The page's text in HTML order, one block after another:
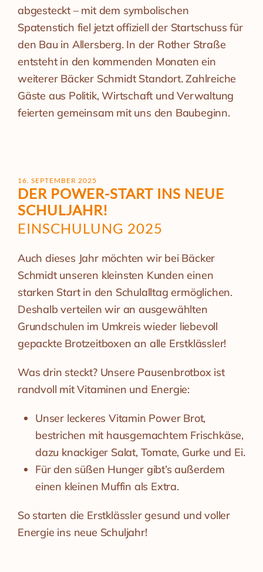
abgesteckt – mit dem symbolischen
Spatenstich fiel jetzt offiziell der Startschuss für
den Bau in Allersberg. In der Rother Straße
entsteht in den kommenden Monaten ein
weiterer Bäcker Schmidt Standort. Zahlreiche
Gäste aus Politik, Wirtschaft und Verwaltung
feierten gemeinsam mit uns den Baubeginn.
16. SEPTEMBER 2025
DER POWER-START INS NEUE
SCHULJAHR!
EINSCHULUNG 2025
Auch dieses Jahr möchten wir bei Bäcker
Schmidt unseren kleinsten Kunden einen
starken Start in den Schulalltag ermöglichen.
Deshalb verteilen wir an ausgewählten
Grundschulen im Umkreis wieder liebevoll
gepackte Brotzeitboxen an alle Erstklässler!
Was drin steckt? Unsere Pausenbrotbox ist
randvoll mit Vitaminen und Energie:
Unser leckeres Vitamin Power Brot,
bestrichen mit hausgemachtem Frischkäse,
dazu knackiger Salat, Tomate, Gurke und Ei.
Für den süßen Hunger gibt’s außerdem
einen kleinen Muffin als Extra.
So starten die Erstklässler gesund und voller
Energie ins neue Schuljahr!